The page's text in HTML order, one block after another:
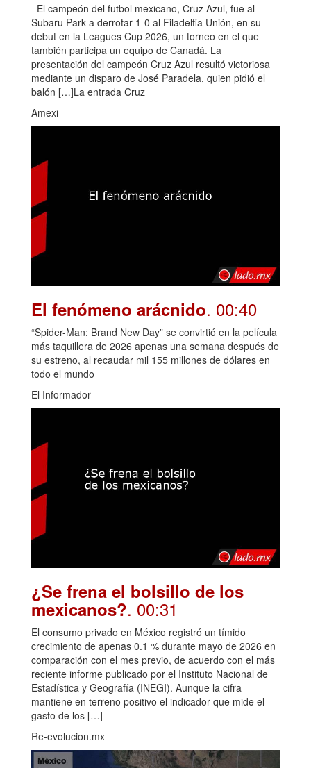
El campeón del futbol mexicano, Cruz Azul, fue al
Subaru Park a derrotar 1-0 al Filadelfia Unión, en su
debut en la Leagues Cup 2026, un torneo en el que
también participa un equipo de Canadá. La
presentación del campeón Cruz Azul resultó victoriosa
mediante un disparo de José Paradela, quien pidió el
balón […]La entrada Cruz
Amexi
El fenómeno arácnido. 00:40
“Spider-Man: Brand New Day” se convirtió en la película
más taquillera de 2026 apenas una semana después de
su estreno, al recaudar mil 155 millones de dólares en
todo el mundo
El Informador
¿Se frena el bolsillo de los
mexicanos?. 00:31
El consumo privado en México registró un tímido
crecimiento de apenas 0.1 % durante mayo de 2026 en
comparación con el mes previo, de acuerdo con el más
reciente informe publicado por el Instituto Nacional de
Estadística y Geografía (INEGI). Aunque la cifra
mantiene en terreno positivo el indicador que mide el
gasto de los […]
Re-evolucion.mx